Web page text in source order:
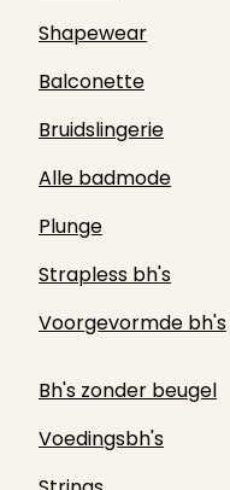
Shapewear
Balconette
Bruidslingerie
Alle badmode
Plunge
Strapless bh's
Voorgevormde bh's
Bh's zonder beugel
Voedingsbh's